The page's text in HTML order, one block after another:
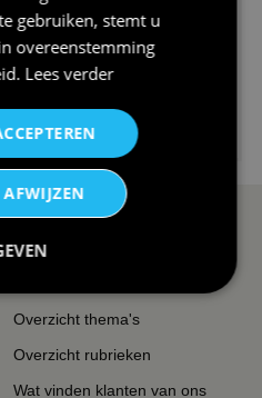
t-shirt sport s...
Overzicht thema's
Overzicht rubrieken
Wat vinden klanten van ons
gebruiken, stemt u
overeenstemming
. Lees verder